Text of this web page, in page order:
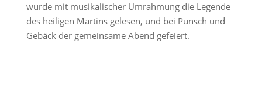
wurde mit musikalischer Umrahmung die Legende
des heiligen Martins gelesen, und bei Punsch und
Gebäck der gemeinsame Abend gefeiert.